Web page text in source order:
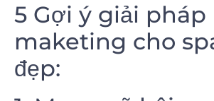
5 Gợi ý giải pháp
maketing cho
đẹp: